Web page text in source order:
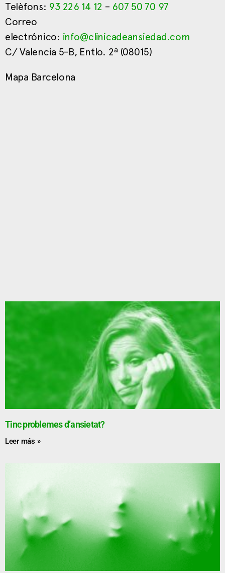
Telèfons: 93 226 14 12 – 607 50 70 97
Correo
electrónico: info@clinicadeansiedad.com
C/ Valencia 5-B, Entlo. 2ª (08015)
Mapa Barcelona
Tinc problemes d’ansietat?
Leer más »